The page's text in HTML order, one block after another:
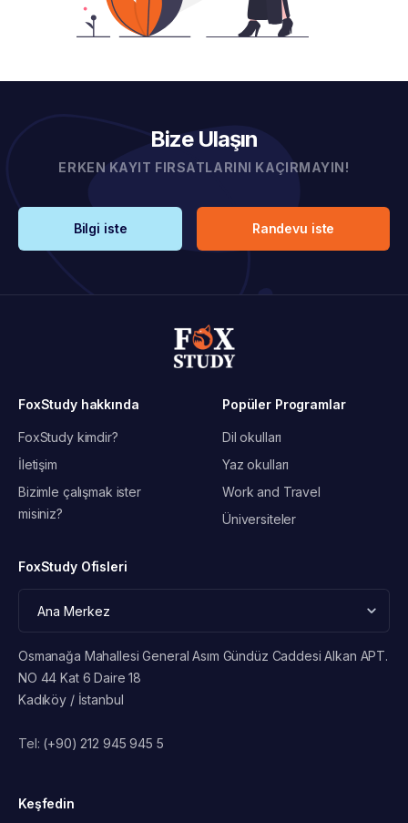
Bize Ulaşın
ERKEN KAYIT FIRSATLARINI KAÇIRMAYIN!
Bilgi iste Randevu iste
FoxStudy hakkında
FoxStudy kimdir?
İletişim
Bizimle çalışmak ister
misiniz?
Popüler Programlar
Dil okulları
Yaz okulları
Work and Travel
Üniversiteler
FoxStudy Ofisleri
Osmanağa Mahallesi General Asım Gündüz Caddesi Alkan APT.
NO 44 Kat 6 Daire 18
Kadıköy / İstanbul
Tel: (+90) 212 945 945 5
Keşfedin